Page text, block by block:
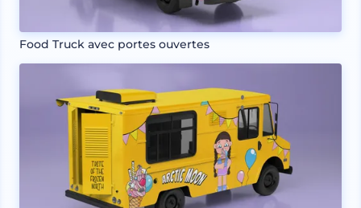
Food Truck avec portes ouvertes